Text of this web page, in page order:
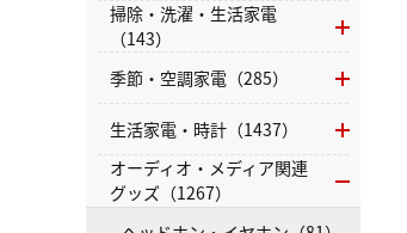
掃除・洗濯・生活家電
（143）
季節・空調家電（285）
生活家電・時計（1437）
オーディオ・メディア関連
グッズ（1267）